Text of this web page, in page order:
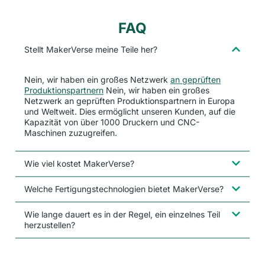
FAQ
Stellt MakerVerse meine Teile her?
Nein, wir haben ein großes Netzwerk an geprüften
Produktionspartnern Nein, wir haben ein großes
Netzwerk an geprüften Produktionspartnern in Europa
und Weltweit. Dies ermöglicht unseren Kunden, auf die
Kapazität von über 1000 Druckern und CNC-
Maschinen zuzugreifen.
Wie viel kostet MakerVerse?
Welche Fertigungstechnologien bietet MakerVerse?
Wie lange dauert es in der Regel, ein einzelnes Teil
herzustellen?